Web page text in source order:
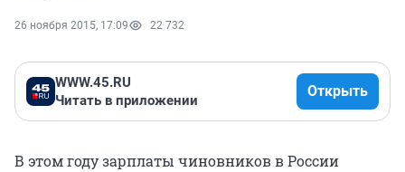
26 ноября 2015, 17:09 22 732
WWW.45.RU
Читать в приложении
Открыть
В этом году зарплаты чиновников в России